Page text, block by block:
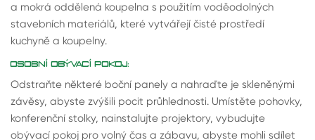
a mokrá oddělená koupelna s použitím voděodolných
stavebních materiálů, které vytvářejí čisté prostředí
kuchyně a koupelny.
OSOBNÍ OBÝVACÍ POKOJ:
Odstraňte některé boční panely a nahraďte je skleněnými
závěsy, abyste zvýšili pocit průhlednosti. Umístěte pohovky,
konferenční stolky, nainstalujte projektory, vybudujte
obývací pokoj pro volný čas a zábavu, abyste mohli sdílet